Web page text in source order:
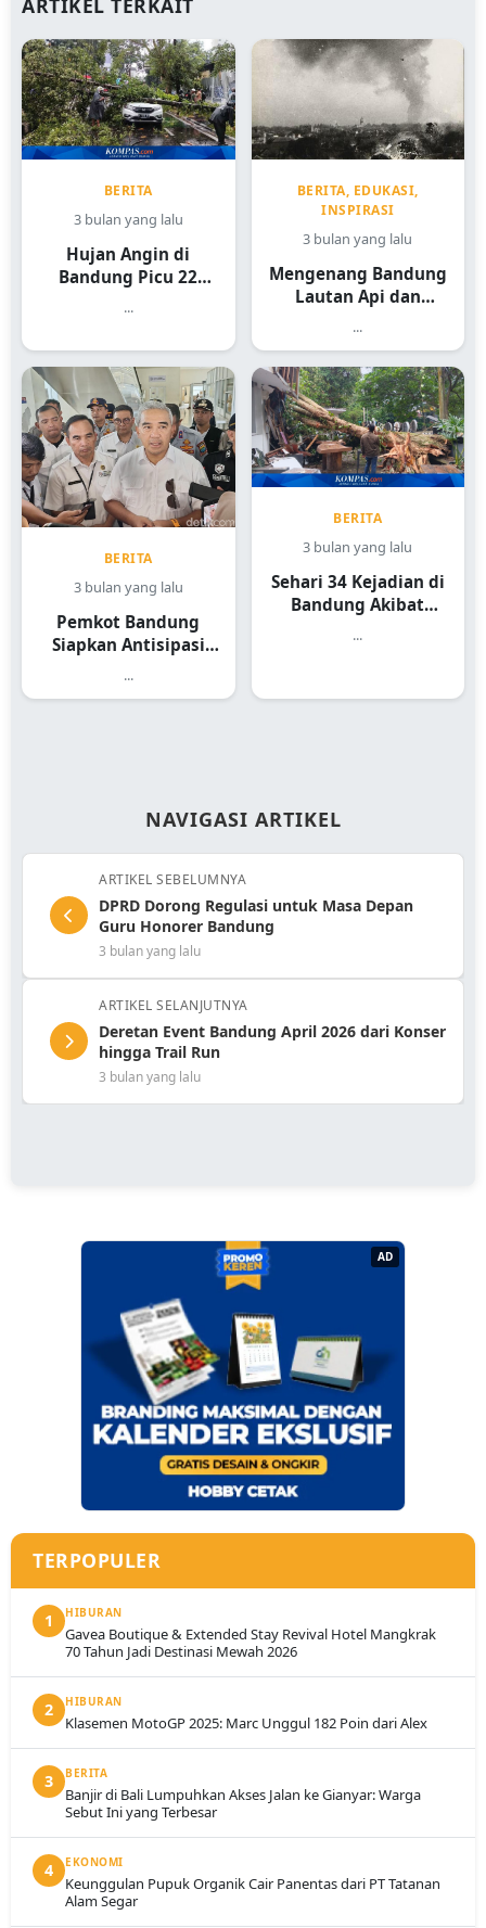
ARTIKEL TERKAIT
BERITA
3 bulan yang lalu
Hujan Angin di
Bandung Picu 22
...
BERITA, EDUKASI,
INSPIRASI
3 bulan yang lalu
Mengenang Bandung
Lautan Api dan
...
BERITA
3 bulan yang lalu
Pemkot Bandung
Siapkan Antisipasi
...
BERITA
3 bulan yang lalu
Sehari 34 Kejadian di
Bandung Akibat
...
NAVIGASI ARTIKEL
ARTIKEL SEBELUMNYA
DPRD Dorong Regulasi untuk Masa Depan
Guru Honorer Bandung
3 bulan yang lalu
ARTIKEL SELANJUTNYA
Deretan Event Bandung April 2026 dari Konser
hingga Trail Run
3 bulan yang lalu
AD
TERPOPULER
1 HIBURAN
Gavea Boutique & Extended Stay Revival Hotel Mangkrak
70 Tahun Jadi Destinasi Mewah 2026
2 HIBURAN
Klasemen MotoGP 2025: Marc Unggul 182 Poin dari Alex
3 BERITA
Banjir di Bali Lumpuhkan Akses Jalan ke Gianyar: Warga
Sebut Ini yang Terbesar
4 EKONOMI
Keunggulan Pupuk Organik Cair Panentas dari PT Tatanan
Alam Segar